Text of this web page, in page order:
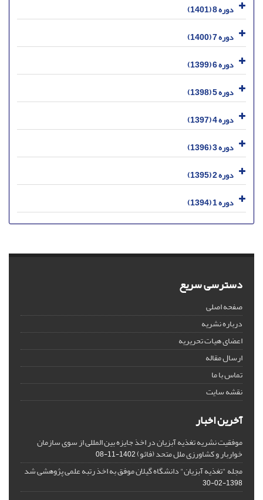
دوره 8 (1401)
دوره 7 (1400)
دوره 6 (1399)
دوره 5 (1398)
دوره 4 (1397)
دوره 3 (1396)
دوره 2 (1395)
دوره 1 (1394)
دسترسی سریع
صفحه اصلی
درباره نشریه
اعضای هیات تحریریه
ارسال مقاله
تماس با ما
نقشه سایت
آخرین اخبار
موفقیت نشریه تغذیه آبزیان در اخذ جایزه بین المللی از سوی سازمان
خواربار و کشاورزی ملل متحد (فائو)1402-11-08
مجله "تغذیه آبزیان" دانشگاه گیلان موفق به اخذ رتبه علمی پژوهشی شد
1398-02-30